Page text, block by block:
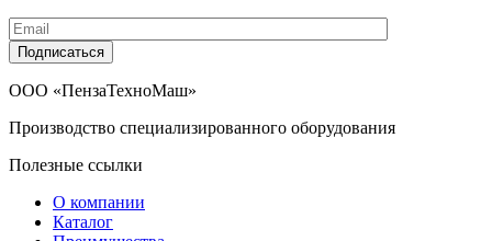
Подписаться
ООО «ПензаТехноМаш»
Производство специализированного оборудования
Полезные ссылки
О компании
Каталог